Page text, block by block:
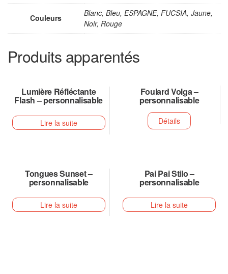
Couleurs
Blanc, Bleu, ESPAGNE, FUCSIA, Jaune,
Noir, Rouge
Produits apparentés
Lumière Réfléctante
Flash – personnalisable
Lire la suite
Foulard Volga –
personnalisable
Détails
Tongues Sunset –
personnalisable
Lire la suite
Pai Pai Stilo –
personnalisable
Lire la suite